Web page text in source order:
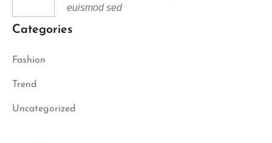
euismod sed
Categories
Fashion
Trend
Uncategorized